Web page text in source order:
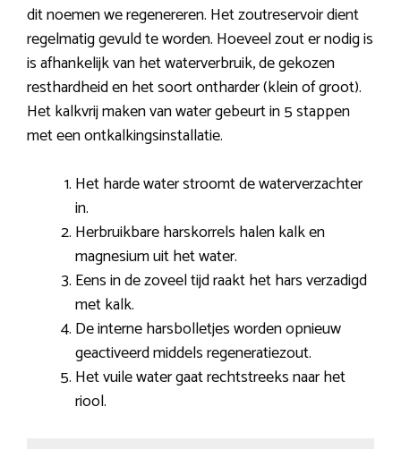
dit noemen we regenereren. Het zoutreservoir dient
regelmatig gevuld te worden. Hoeveel zout er nodig is
is afhankelijk van het waterverbruik, de gekozen
resthardheid en het soort ontharder (klein of groot).
Het kalkvrij maken van water gebeurt in 5 stappen
met een ontkalkingsinstallatie.
Het harde water stroomt de waterverzachter
in.
Herbruikbare harskorrels halen kalk en
magnesium uit het water.
Eens in de zoveel tijd raakt het hars verzadigd
met kalk.
De interne harsbolletjes worden opnieuw
geactiveerd middels regeneratiezout.
Het vuile water gaat rechtstreeks naar het
riool.